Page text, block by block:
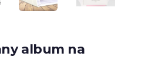
album na